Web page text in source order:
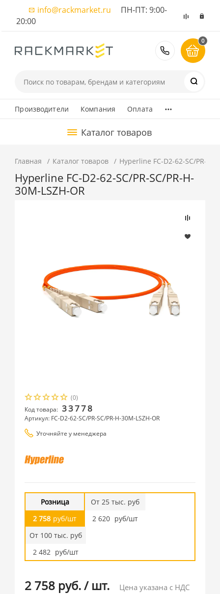
info@rackmarket.ru ПН-ПТ: 9:00-
20:00
8 (495)
0
Производители Компания Оплата ...
Каталог товаров
Главная Каталог товаров Hyperline FC-D2-62-SC/PR-SC/
Hyperline FC-D2-62-SC/PR-SC/PR-H-
30M-LSZH-OR
(0)
Код товара: 33778
Артикул: FC-D2-62-SC/PR-SC/PR-H-30M-LSZH-OR
Уточняйте у менеджера
Розница
2 758 руб/шт
От 25 тыс. руб
2 620 руб/шт
От 100 тыс. руб
2 482 руб/шт
2 758 руб./ шт. Цена указана с НДС